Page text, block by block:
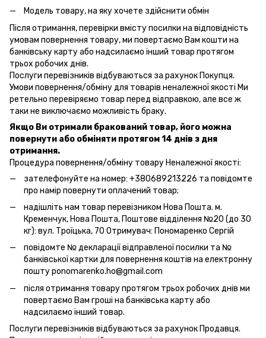
Модель товару, на яку хочете здійснити обмін
Після отримання, перевірки вмісту посилки на відповідність
умовам повернення товару, ми повертаємо Вам кошти на
банківську карту або надсилаємо інший товар протягом
трьох робочих днів.
Послуги перевізників відбуваються за рахунок Покупця.
Умови повернення/обміну для товарів неналежної якості Ми
ретельно перевіряємо товар перед відправкою, але все ж
таки не виключаємо можливість браку.
Якщо Ви отримали бракований товар, його можна
повернути або обміняти протягом 14 днів з дня
отримання.
Процедура повернення/обміну товару Неналежної якості:
зателефонуйте на номер: +380689213226 та повідомте
про намір повернути оплачений товар;
надішліть нам товар перевізником Нова Пошта. м.
Кременчук, Нова Пошта, Поштове відділення №20 (до 30
кг): вул. Троїцька, 70 Отримувач: Пономаренко Сергій
повідомте № декларації відправленої посилки та №
банківської картки для повернення коштів на електронну
пошту ponomarenko.ho@gmail.com
після отримання товару протягом трьох робочих днів ми
повертаємо Вам гроші на банківська карту або
надсилаємо інший товар.
Послуги перевізників відбуваються за рахунок Продавця.